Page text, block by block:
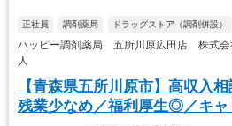
正社員 調剤薬局 ドラッグストア（調剤併設）
ハッピー調剤薬局 五所川原広田店 株式会
人
【青森県五所川原市】高収入
残業少なめ／福利厚生◎／キャ